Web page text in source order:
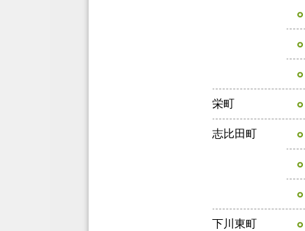
栄町
志比田町
下川東町